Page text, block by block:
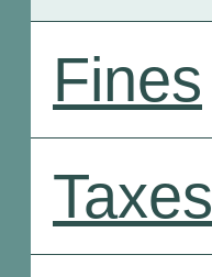
Fines
Taxes